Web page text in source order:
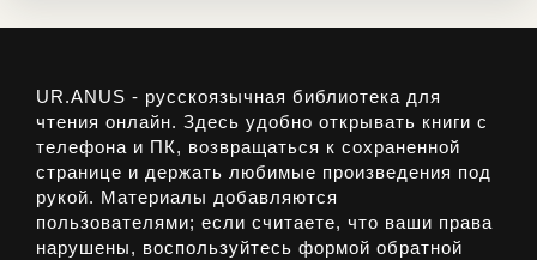
UR.ANUS - русскоязычная библиотека для
чтения онлайн. Здесь удобно открывать книги с
телефона и ПК, возвращаться к сохраненной
странице и держать любимые произведения под
рукой. Материалы добавляются
пользователями; если считаете, что ваши права
нарушены, воспользуйтесь формой обратной